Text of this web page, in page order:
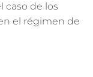
caso de los
el régimen de